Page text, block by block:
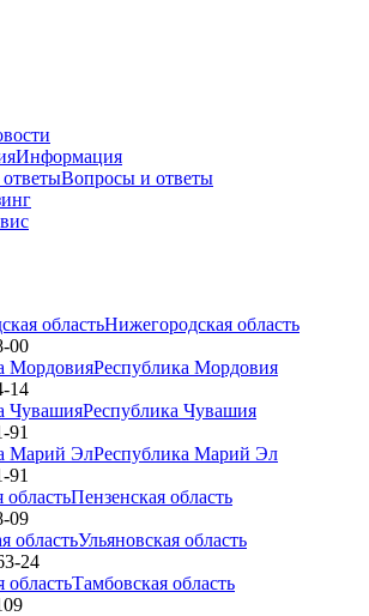
Информация
Вопросы и ответы
Нижегородская область
00
Республика Мордовия
14
Республика Чувашия
91
Республика Марий Эл
91
Пензенская область
09
Ульяновская область
24
Тамбовская область